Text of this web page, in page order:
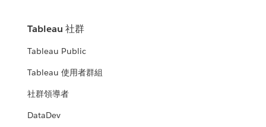
Tableau 社群
Tableau Public
Tableau 使用者群組
社群領導者
DataDev